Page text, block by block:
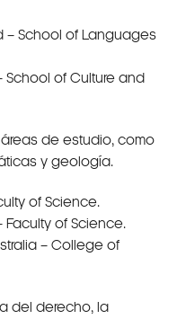
– School of Languages
of Culture and
de estudio, como
y geología.
of Science.
of Science.
– College of
del derecho, la